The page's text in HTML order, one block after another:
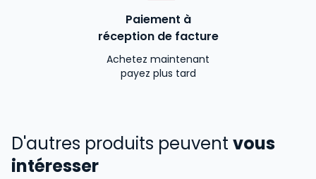
Paiement à
réception de facture
Achetez maintenant
payez plus tard
D'autres produits peuvent vous
intéresser